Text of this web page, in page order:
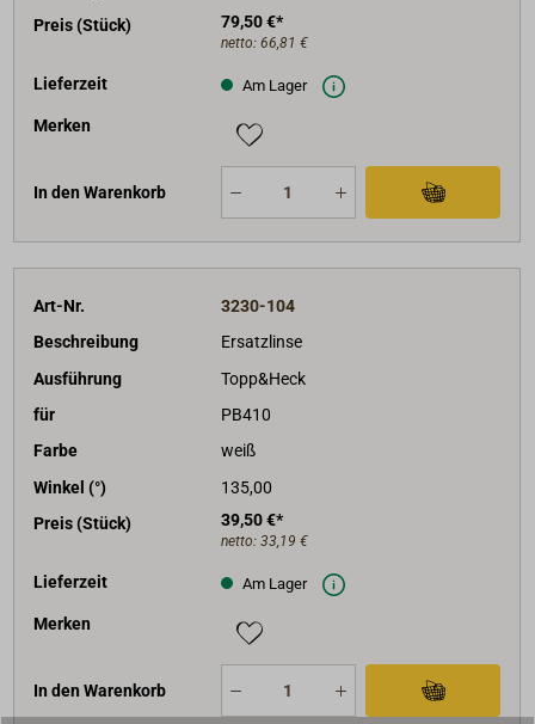
Preis (Stück)
79,50 €*
netto: 66,81 €
Lieferzeit Am Lager
Merken
In den Warenkorb
Art-Nr.
3230-104
Beschreibung
Ersatzlinse
Ausführung
Topp&Heck
für
PB410
Farbe
weiß
Winkel (°)
135,00
Preis (Stück)
39,50 €*
netto: 33,19 €
Lieferzeit Am Lager
Merken
In den Warenkorb